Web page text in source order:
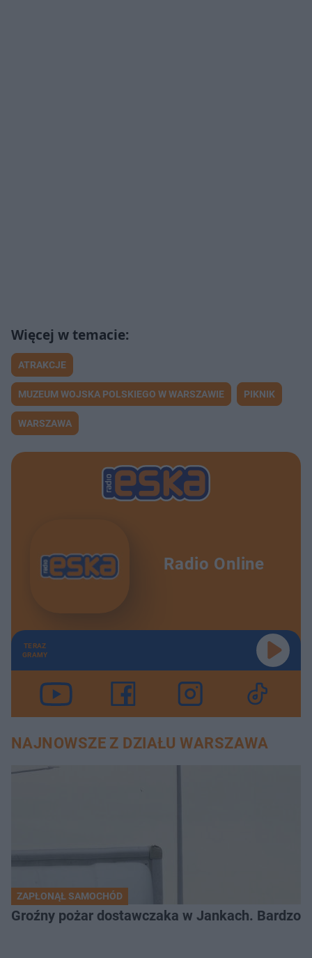
ATRAKCJE
MUZEUM WOJSKA POLSKIEGO W WARSZAWIE PIKNIK
WARSZAWA
Radio Online
TERAZ
GRAMY
NAJNOWSZE Z DZIAŁU WARSZAWA
ZAPŁONĄŁ SAMOCHÓD
Groźny pożar dostawczaka w Jankach. Bardzo